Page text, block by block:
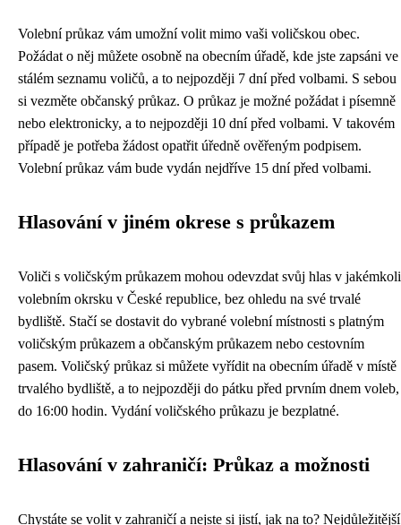
Volební průkaz vám umožní volit mimo vaši voličskou obec.
Požádat o něj můžete osobně na obecním úřadě, kde jste zapsáni ve
stálém seznamu voličů, a to nejpozději 7 dní před volbami. S sebou
si vezměte občanský průkaz. O průkaz je možné požádat i písemně
nebo elektronicky, a to nejpozději 10 dní před volbami. V takovém
případě je potřeba žádost opatřit úředně ověřeným podpisem.
Volební průkaz vám bude vydán nejdříve 15 dní před volbami.
Hlasování v jiném okrese s průkazem
Voliči s voličským průkazem mohou odevzdat svůj hlas v jakémkoli
volebním okrsku v České republice, bez ohledu na své trvalé
bydliště. Stačí se dostavit do vybrané volební místnosti s platným
voličským průkazem a občanským průkazem nebo cestovním
pasem. Voličský průkaz si můžete vyřídit na obecním úřadě v místě
trvalého bydliště, a to nejpozději do pátku před prvním dnem voleb,
do 16:00 hodin. Vydání voličského průkazu je bezplatné.
Hlasování v zahraničí: Průkaz a možnosti
Chystáte se volit v zahraničí a nejste si jistí, jak na to? Nejdůležitější